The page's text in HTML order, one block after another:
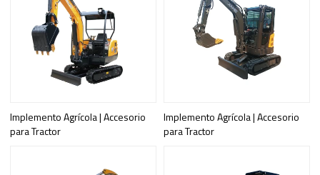
Implemento Agrícola | Accesorio
para Tractor
Implemento Agrícola | Accesorio
para Tractor